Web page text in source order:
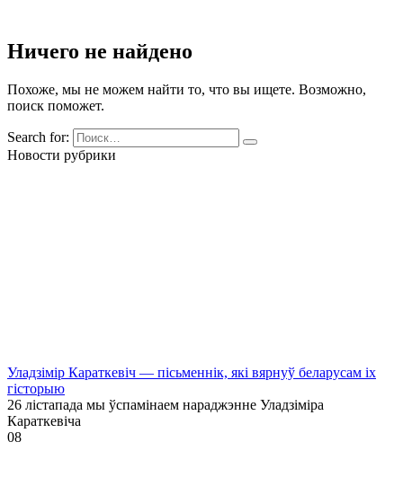
Ничего не найдено
Похоже, мы не можем найти то, что вы ищете. Возможно,
поиск поможет.
Search for:
Новости рубрики
Уладзімір Караткевіч — пісьменнік, які вярнуў беларусам іх
гісторыю
26 лістапада мы ўспамінаем нараджэнне Уладзіміра
Караткевіча
08